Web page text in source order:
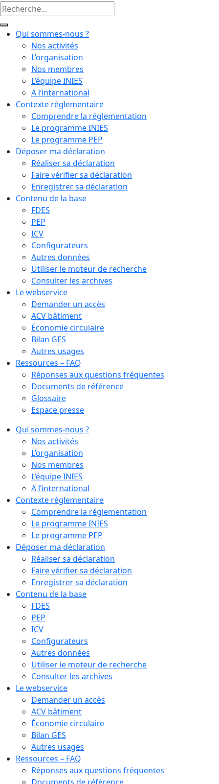
Qui sommes-nous ?
Nos activités
L’organisation
Nos membres
L’équipe INIES
A l’international
Contexte réglementaire
Comprendre la réglementation
Le programme INIES
Le programme PEP
Déposer ma déclaration
Réaliser sa déclaration
Faire vérifier sa déclaration
Enregistrer sa déclaration
Contenu de la base
FDES
PEP
ICV
Configurateurs
Autres données
Utiliser le moteur de recherche
Consulter les archives
Le webservice
Demander un accès
ACV bâtiment
Économie circulaire
Bilan GES
Autres usages
Ressources – FAQ
Réponses aux questions fréquentes
Documents de référence
Glossaire
Espace presse
Qui sommes-nous ?
Nos activités
L’organisation
Nos membres
L’équipe INIES
A l’international
Contexte réglementaire
Comprendre la réglementation
Le programme INIES
Le programme PEP
Déposer ma déclaration
Réaliser sa déclaration
Faire vérifier sa déclaration
Enregistrer sa déclaration
Contenu de la base
FDES
PEP
ICV
Configurateurs
Autres données
Utiliser le moteur de recherche
Consulter les archives
Le webservice
Demander un accès
ACV bâtiment
Économie circulaire
Bilan GES
Autres usages
Ressources – FAQ
Réponses aux questions fréquentes